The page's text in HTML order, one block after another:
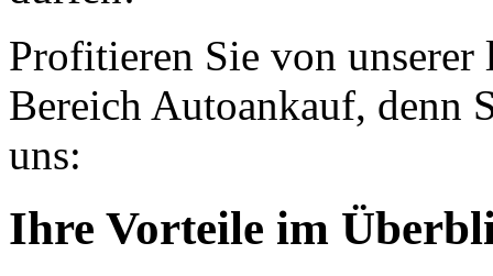
Profitieren Sie von
Bereich Autoankauf, denn
uns:
Ihre Vorteile im